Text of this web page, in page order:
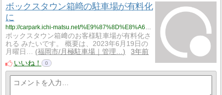
ボックスタウン箱﨑の駐車場が有料化
に
ボックスタウン箱﨑のお客様駐車場が有料化さ
れる みたいです。 概要は、2023年6月19日の
月曜日…
福岡市/月極駐車場｜管理…
3年前
いいね！
0